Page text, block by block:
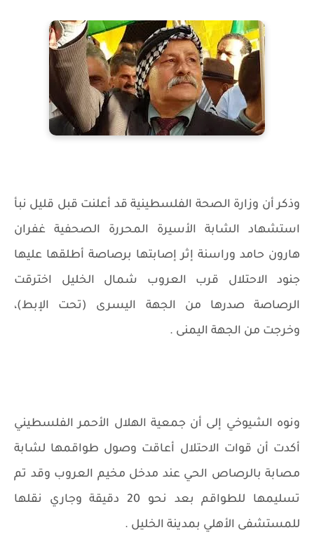
وذكر أن وزارة الصحة الفلسطينية قد أعلنت قبل قليل نبأ
استشهاد الشابة الأسيرة المحررة الصحفية غفران
هارون حامد وراسنة إثر إصابتها برصاصة أطلقها عليها
جنود الاحتلال قرب العروب شمال الخليل اخترقت
الرصاصة صدرها من الجهة اليسرى (تحت الإبط)،
وخرجت من الجهة اليمنى .
ونوه الشيوخي إلى أن جمعية الهلال الأحمر الفلسطيني
أكدت أن قوات الاحتلال أعاقت وصول طواقمها لشابة
مصابة بالرصاص الحي عند مدخل مخيم العروب وقد تم
تسليمها للطواقم بعد نحو 20 دقيقة وجاري نقلها
للمستشفى الأهلي بمدينة الخليل .